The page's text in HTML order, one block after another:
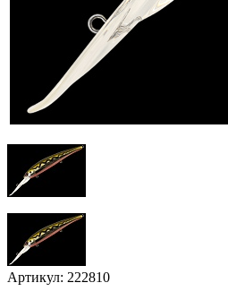
Артикул: 222810